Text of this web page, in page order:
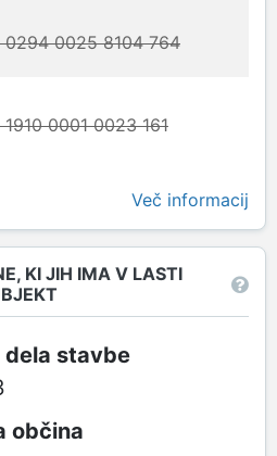
0294 0025 8104 764
0001 0023 161
Več informacij
KI JIH IMA V LASTI